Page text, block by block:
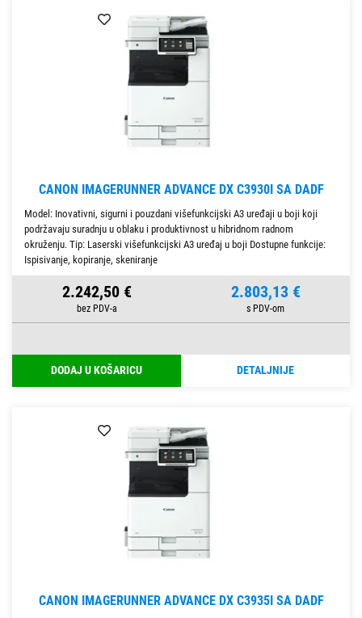
CANON IMAGERUNNER ADVANCE DX C3930I SA DADF
Model: Inovativni, sigurni i pouzdani višefunkcijski A3 uređaji u boji koji
podržavaju suradnju u oblaku i produktivnost u hibridnom radnom
okruženju. Tip: Laserski višefunkcijski A3 uređaj u boji Dostupne funkcije:
Ispisivanje, kopiranje, skeniranje
2.242,50 € 2.803,13 €
DODAJ U KOŠARICU DETALJNIJE
CANON IMAGERUNNER ADVANCE DX C3935I SA DADF